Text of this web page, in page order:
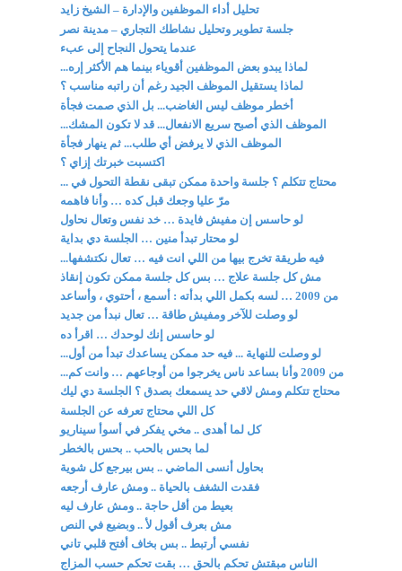
تحليل أداء الموظفين والإدارة – الشيخ زايد
جلسة تطوير وتحليل نشاطك التجاري – مدينة نصر
عندما يتحول النجاح إلى عبء
لماذا يبدو بعض الموظفين أقوياء بينما هم الأكثر إره...
لماذا يستقيل الموظف الجيد رغم أن راتبه مناسب ؟
أخطر موظف ليس الغاضب... بل الذي صمت فجأة
الموظف الذي أصبح سريع الانفعال... قد لا تكون المشك...
الموظف الذي لا يرفض أي طلب... ثم ينهار فجأة
اكتسبت خبرتك إزاي ؟
محتاج تتكلم ؟ جلسة واحدة ممكن تبقى نقطة التحول في ...
مرّ عليا وجعك قبل كده … وأنا فاهمه
لو حاسس إن مفيش فايدة … خد نفس وتعال نحاول
لو محتار تبدأ منين … الجلسة دي بداية
فيه طريقة تخرج بيها من اللي انت فيه … تعال نكتشفها...
مش كل جلسة علاج … بس كل جلسة ممكن تكون إنقاذ
من 2009 … لسه بكمل اللي بدأته : أسمع ، أحتوي ، وأساعد
لو وصلت للآخر ومفيش طاقة … تعال نبدأ من جديد
لو حاسس إنك لوحدك … اقرأ ده
لو وصلت للنهاية ... فيه حد ممكن يساعدك تبدأ من أول...
من 2009 وأنا بساعد ناس يخرجوا من أوجاعهم … وانت كم...
محتاج تتكلم ومش لاقي حد يسمعك بصدق ؟ الجلسة دي ليك
كل اللي محتاج تعرفه عن الجلسة
كل لما أهدى .. مخي يفكر في أسوأ سيناريو
لما بحس بالحب .. بحس بالخطر
بحاول أنسى الماضي .. بس بيرجع كل شوية
فقدت الشغف بالحياة .. ومش عارف أرجعه
بعيط من أقل حاجة .. ومش عارف ليه
مش بعرف أقول لأ .. وبضيع في النص
نفسي أرتبط .. بس بخاف أفتح قلبي تاني
الناس مبقتش تحكم بالحق … بقت تحكم حسب المزاج